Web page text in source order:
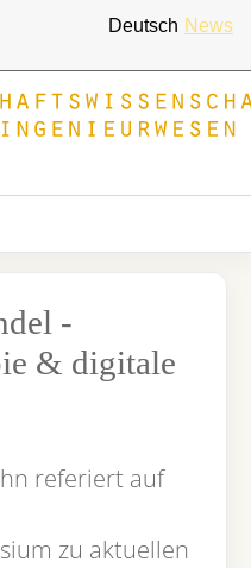
Deutsch News
-
& digitale
referiert auf
zu aktuellen